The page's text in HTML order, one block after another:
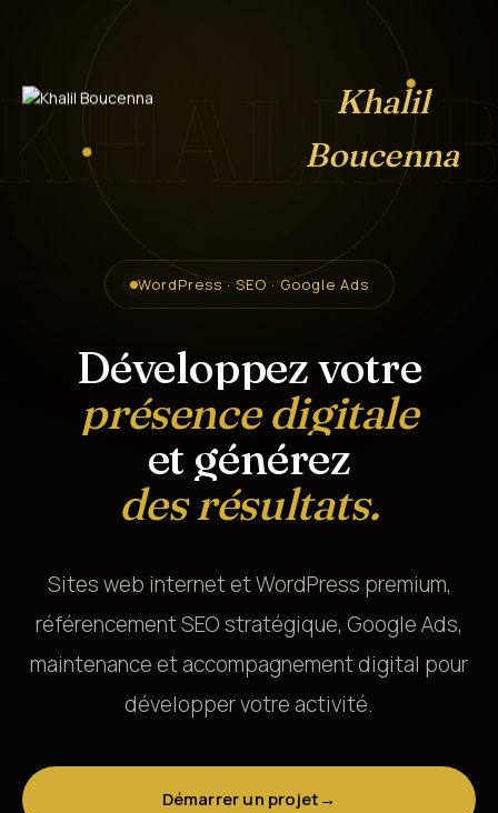
WordPress · SEO · Google Ads
Développez votre
présence digitale
et générez
des résultats.
Sites web internet et WordPress premium,
référencement SEO stratégique, Google Ads,
maintenance et accompagnement digital pour
développer votre activité.
Démarrer un projet→
Khalil
Boucenna